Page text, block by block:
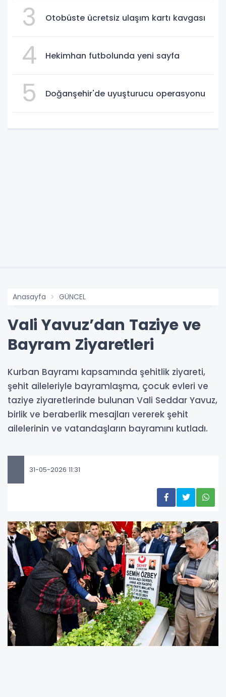
3 Otobüste ücretsiz ulaşım kartı kavgası
4 Hekimhan futbolunda yeni sayfa
5 Doğanşehir'de uyuşturucu operasyonu
Anasayfa GÜNCEL
Vali Yavuz’dan Taziye ve
Bayram Ziyaretleri
Kurban Bayramı kapsamında şehitlik ziyareti,
şehit aileleriyle bayramlaşma, çocuk evleri ve
taziye ziyaretlerinde bulunan Vali Seddar Yavuz,
birlik ve beraberlik mesajları vererek şehit
ailelerinin ve vatandaşların bayramını kutladı.
31-05-2026 11:31